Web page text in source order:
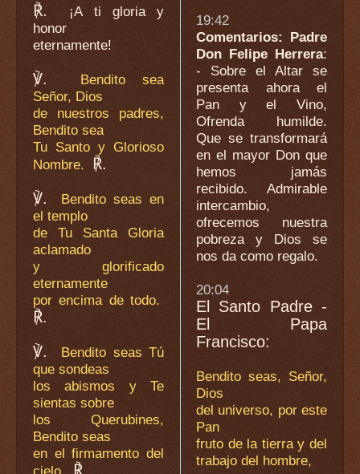
℟.
¡A ti gloria y
honor
eternamente!
℣.
Bendito sea
Señor, Dios
de nuestros padres,
Bendito sea
Tu Santo y Glorioso
Nombre.
℟.
℣.
Bendito seas en
el templo
de Tu Santa Gloria
aclamado
y glorificado
eternamente
por encima de todo.
℟.
℣.
Bendito seas Tú
que sondeas
los abismos y Te
sientas sobre
los Querubines,
Bendito seas
en el firmamento del
cielo.
℟.
19:42
Comentarios: Padre
Don Felipe Herrera:
- Sobre el Altar se
presenta ahora el
Pan y el Vino,
Ofrenda humilde.
Que se transformará
en el mayor Don que
hemos jamás
recibido. Admirable
intercambio,
ofrecemos nuestra
pobreza y Dios se
nos da como regalo.
20:04
El Santo Padre -
El Papa
Francisco:
Bendito seas, Señor,
Dios
del universo, por este
Pan
fruto de la tierra y del
trabajo del hombre,